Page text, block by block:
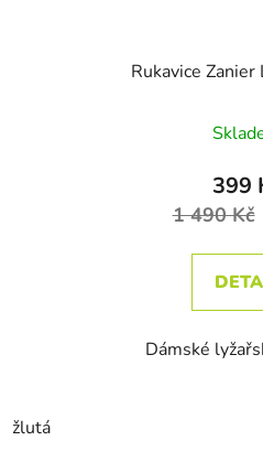
Rukavice Zanier
399
1 490 Kč
Dámské
žlutá